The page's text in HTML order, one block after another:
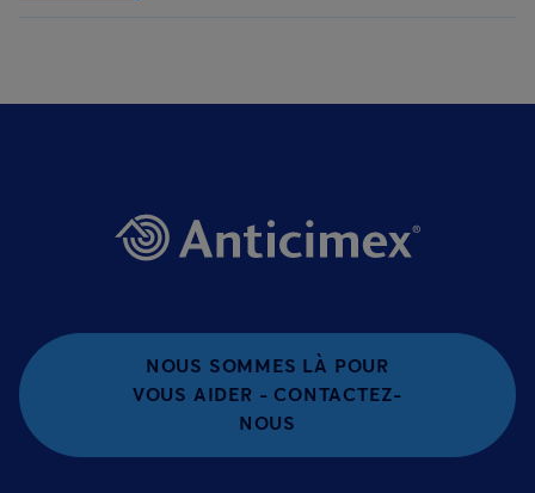
NOUS SOMMES LÀ POUR
VOUS AIDER - CONTACTEZ-
NOUS